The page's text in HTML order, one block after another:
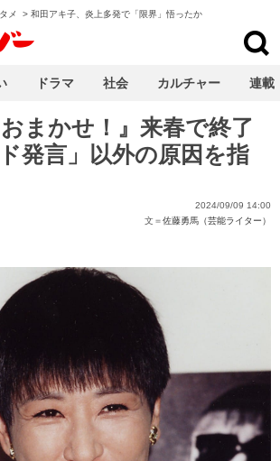
メ > 和田アキ子、炎上多発で「限界」悟ったか
おまかせ！』来春で終了
発言」以外の原因を指
2024/09/09 14:00
文＝佐藤勇馬（芸能ライター）
ドラマ 社会 カルチャー 連載